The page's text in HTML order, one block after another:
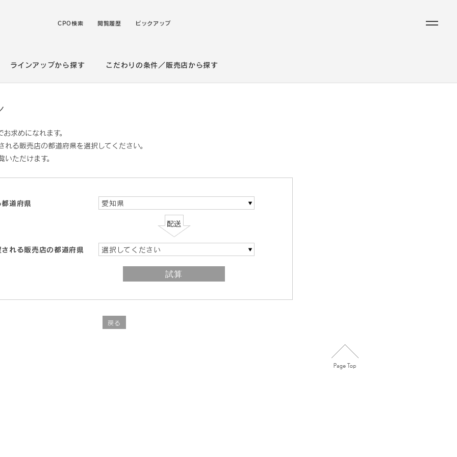
CPO検索 閲覧履歴 ピックアップ
ラインアップから探す こだわりの条件／販売店から探す
求めになれます。
る販売店の都道府県を選択してください。
ただけます。
道府県 愛知県
れる販売店の都道府県 選択してください
戻る